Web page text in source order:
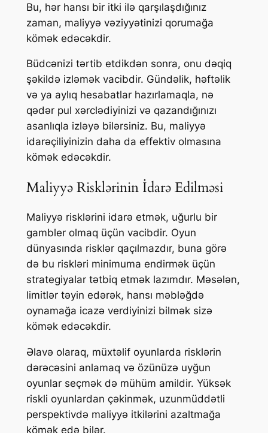
Bu, hər hansı bir itki ilə qarşılaşdığınız
zaman, maliyyə vəziyyətinizi qorumağa
kömək edəcəkdir.
Büdcənizi tərtib etdikdən sonra, onu dəqiq
şəkildə izləmək vacibdir. Gündəlik, həftəlik
və ya aylıq hesabatlar hazırlamaqla, nə
qədər pul xərclədiyinizi və qazandığınızı
asanlıqla izləyə bilərsiniz. Bu, maliyyə
idarəçiliyinizin daha da effektiv olmasına
kömək edəcəkdir.
Maliyyə Risklərinin İdarə Edilməsi
Maliyyə risklərini idarə etmək, uğurlu bir
gambler olmaq üçün vacibdir. Oyun
dünyasında risklər qaçılmazdır, buna görə
də bu riskləri minimuma endirmək üçün
strategiyalar tətbiq etmək lazımdır. Məsələn,
limitlər təyin edərək, hansı məbləğdə
oynamağa icazə verdiyinizi bilmək sizə
kömək edəcəkdir.
Əlavə olaraq, müxtəlif oyunlarda risklərin
dərəcəsini anlamaq və özünüzə uyğun
oyunlar seçmək də mühüm amildir. Yüksək
riskli oyunlardan çəkinmək, uzunmüddətli
perspektivdə maliyyə itkilərini azaltmağa
kömək edə bilər.